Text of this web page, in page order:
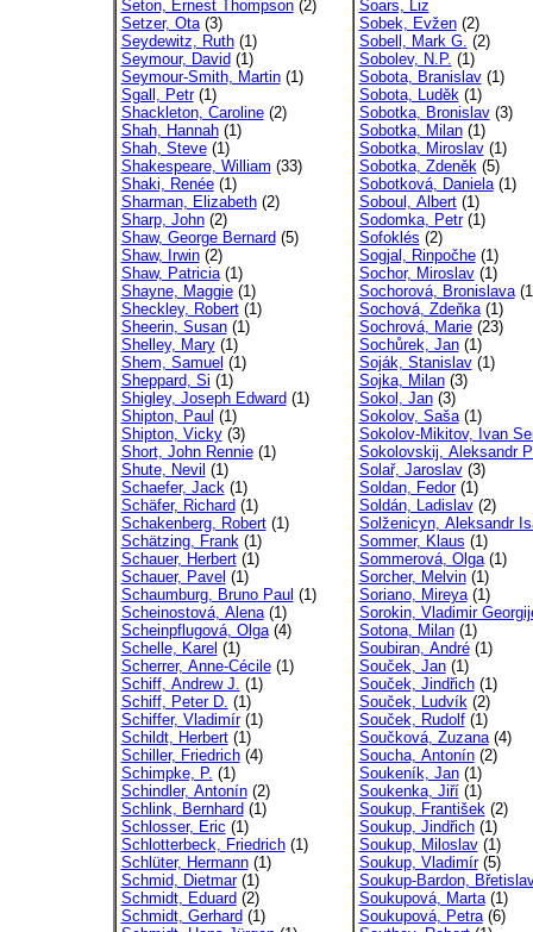
Seton, Ernest Thompson(2)
Setzer, Ota(3)
Seydewitz, Ruth(1)
Seymour, David (1)
Seymour-Smith, Martin(1)
Sgall, Petr(1)
Shackleton, Caroline(2)
Shah, Hannah(1)
Shah, Steve(1)
Shakespeare, William (33)
Shaki, Renée(1)
Sharman, Elizabeth(2)
Sharp, John(2)
Shaw, George Bernard (5)
Shaw, Irwin(2)
Shaw, Patricia(1)
Shayne, Maggie(1)
Sheckley, Robert(1)
Sheerin, Susan(1)
Shelley, Mary(1)
Shem, Samuel (1)
Sheppard, Si (1)
Shigley, Joseph Edward (1)
Shipton, Paul (1)
Shipton, Vicky(3)
Short, John Rennie(1)
Shute, Nevil (1)
Schaefer, Jack(1)
Schäfer, Richard (1)
Schakenberg, Robert(1)
Schätzing, Frank(1)
Schauer, Herbert(1)
Schauer, Pavel (1)
Schaumburg, Bruno Paul (1)
Scheinostová, Alena(1)
Scheinpflugová, Olga(4)
Schelle, Karel (1)
Scherrer, Anne-Cécile(1)
Schiff, Andrew J. (1)
Schiff, Peter D. (1)
Schiffer, Vladimír(1)
Schildt, Herbert(1)
Schiller, Friedrich(4)
Schimpke, P. (1)
Schindler, Antonín(2)
Schlink, Bernhard (1)
Schlosser, Eric (1)
Schlotterbeck, Friedrich(1)
Schlüter, Hermann(1)
Schmid, Dietmar(1)
Schmidt, Eduard (2)
Schmidt, Gerhard (1)
Soars, Liz
Sobek, Evžen(2)
Sobell, Mark G. (2)
Sobolev, N.P. (1)
Sobota, Branislav(1)
Sobota, Luděk(1)
Sobotka, Bronislav(3)
Sobotka, Milan(1)
Sobotka, Miroslav(1)
Sobotka, Zdeněk(5)
Sobotková, Daniela(1)
Soboul, Albert(1)
Sodomka, Petr(1)
Sofoklés (2)
Sogjal, Rinpočhe(1)
Sochor, Miroslav(1)
Sochorová, Bronislava
Sochová, Zdeňka(1)
Sochrová, Marie(23)
Sochůrek, Jan(1)
Soják, Stanislav(1)
Sojka, Milan(3)
Sokol, Jan(3)
Sokolov, Saša(1)
Sokolov-Mikitov, Ivan
Sokolovskij, Aleksandr
Solař, Jaroslav(3)
Soldan, Fedor(1)
Soldán, Ladislav(2)
Solženicyn, Aleksandr
Sommer, Klaus (1)
Sommerová, Olga(1)
Sorcher, Melvin(1)
Soriano, Mireya(1)
Sorokin, Vladimir
Sotona, Milan(1)
Soubiran, André(1)
Souček, Jan(1)
Souček, Jindřich(1)
Souček, Ludvík(2)
Souček, Rudolf(1)
Součková, Zuzana(4)
Soucha, Antonín(2)
Soukeník, Jan(1)
Soukenka, Jiří(1)
Soukup, František(2)
Soukup, Jindřich(1)
Soukup, Miloslav(1)
Soukup, Vladimír(5)
Soukup-Bardon,
Soukupová, Marta(1)
Soukupová, Petra(6)